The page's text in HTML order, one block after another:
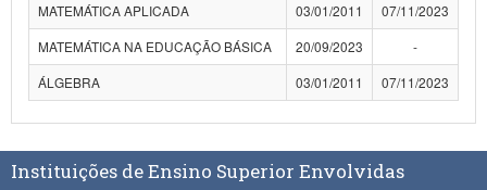
MATEMÁTICA APLICADA
03/01/2011
07/11/2023
MATEMÁTICA NA EDUCAÇÃO BÁSICA
20/09/2023
-
ÁLGEBRA
03/01/2011 07/11/2023
Instituições de Ensino Superior Envolvidas